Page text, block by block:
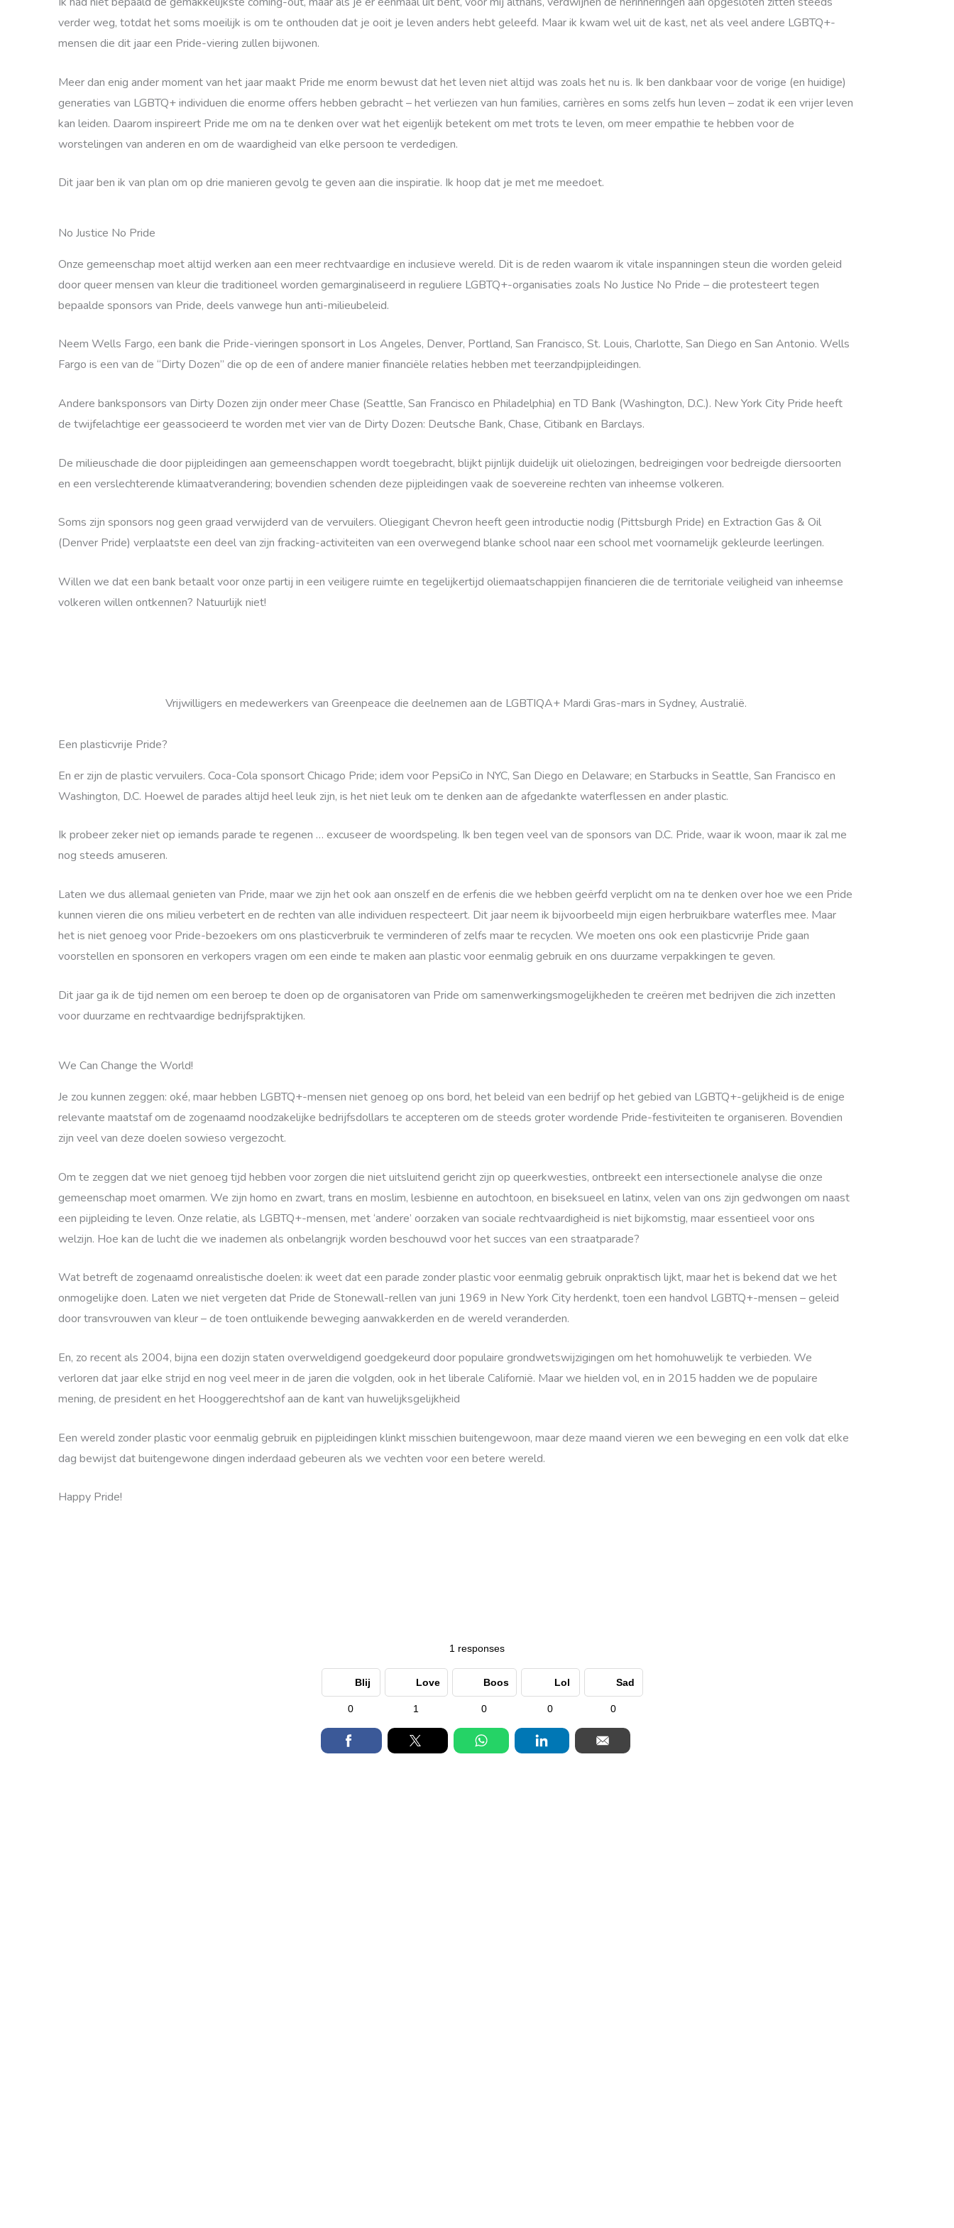
verder weg, totdat het soms moeilijk is om te onthouden dat je ooit je leven anders hebt geleefd. Maar ik kwam wel uit de kast, net als veel andere LGBTQ+-
mensen die dit jaar een Pride-viering zullen bijwonen.
Meer dan enig ander moment van het jaar maakt Pride me enorm bewust dat het leven niet altijd was zoals het nu is. Ik ben dankbaar voor de vorige (en huidige)
generaties van LGBTQ+ individuen die enorme offers hebben gebracht – het verliezen van hun families, carrières en soms zelfs hun leven – zodat ik een vrijer leven
kan leiden. Daarom inspireert Pride me om na te denken over wat het eigenlijk betekent om met trots te leven, om meer empathie te hebben voor de
worstelingen van anderen en om de waardigheid van elke persoon te verdedigen.
Dit jaar ben ik van plan om op drie manieren gevolg te geven aan die inspiratie. Ik hoop dat je met me meedoet.
No Justice No Pride
Onze gemeenschap moet altijd werken aan een meer rechtvaardige en inclusieve wereld. Dit is de reden waarom ik vitale inspanningen steun die worden geleid
door queer mensen van kleur die traditioneel worden gemarginaliseerd in reguliere LGBTQ+-organisaties zoals No Justice No Pride – die protesteert tegen
bepaalde sponsors van Pride, deels vanwege hun anti-milieubeleid.
Neem Wells Fargo, een bank die Pride-vieringen sponsort in Los Angeles, Denver, Portland, San Francisco, St. Louis, Charlotte, San Diego en San Antonio. Wells
Fargo is een van de “Dirty Dozen” die op de een of andere manier financiële relaties hebben met teerzandpijpleidingen.
Andere banksponsors van Dirty Dozen zijn onder meer Chase (Seattle, San Francisco en Philadelphia) en TD Bank (Washington, D.C.). New York City Pride heeft
de twijfelachtige eer geassocieerd te worden met vier van de Dirty Dozen: Deutsche Bank, Chase, Citibank en Barclays.
De milieuschade die door pijpleidingen aan gemeenschappen wordt toegebracht, blijkt pijnlijk duidelijk uit olielozingen, bedreigingen voor bedreigde diersoorten
en een verslechterende klimaatverandering; bovendien schenden deze pijpleidingen vaak de soevereine rechten van inheemse volkeren.
Soms zijn sponsors nog geen graad verwijderd van de vervuilers. Oliegigant Chevron heeft geen introductie nodig (Pittsburgh Pride) en Extraction Gas & Oil
(Denver Pride) verplaatste een deel van zijn fracking-activiteiten van een overwegend blanke school naar een school met voornamelijk gekleurde leerlingen.
Willen we dat een bank betaalt voor onze partij in een veiligere ruimte en tegelijkertijd oliemaatschappijen financieren die de territoriale veiligheid van inheemse
volkeren willen ontkennen? Natuurlijk niet!
Vrijwilligers en medewerkers van Greenpeace die deelnemen aan de LGBTIQA+ Mardi Gras-mars in Sydney, Australië.
Een plasticvrije Pride?
En er zijn de plastic vervuilers. Coca-Cola sponsort Chicago Pride; idem voor PepsiCo in NYC, San Diego en Delaware; en Starbucks in Seattle, San Francisco en
Washington, D.C. Hoewel de parades altijd heel leuk zijn, is het niet leuk om te denken aan de afgedankte waterflessen en ander plastic.
Ik probeer zeker niet op iemands parade te regenen … excuseer de woordspeling. Ik ben tegen veel van de sponsors van D.C. Pride, waar ik woon, maar ik zal me
nog steeds amuseren.
Laten we dus allemaal genieten van Pride, maar we zijn het ook aan onszelf en de erfenis die we hebben geërfd verplicht om na te denken over hoe we een Pride
kunnen vieren die ons milieu verbetert en de rechten van alle individuen respecteert. Dit jaar neem ik bijvoorbeeld mijn eigen herbruikbare waterfles mee. Maar
het is niet genoeg voor Pride-bezoekers om ons plasticverbruik te verminderen of zelfs maar te recyclen. We moeten ons ook een plasticvrije Pride gaan
voorstellen en sponsoren en verkopers vragen om een ​​einde te maken aan plastic voor eenmalig gebruik en ons duurzame verpakkingen te geven.
Dit jaar ga ik de tijd nemen om een ​​beroep te doen op de organisatoren van Pride om samenwerkingsmogelijkheden te creëren met bedrijven die zich inzetten
voor duurzame en rechtvaardige bedrijfspraktijken.
We Can Change the World!
Je zou kunnen zeggen: oké, maar hebben LGBTQ+-mensen niet genoeg op ons bord, het beleid van een bedrijf op het gebied van LGBTQ+-gelijkheid is de enige
relevante maatstaf om de zogenaamd noodzakelijke bedrijfsdollars te accepteren om de steeds groter wordende Pride-festiviteiten te organiseren. Bovendien
zijn veel van deze doelen sowieso vergezocht.
Om te zeggen dat we niet genoeg tijd hebben voor zorgen die niet uitsluitend gericht zijn op queerkwesties, ontbreekt een intersectionele analyse die onze
gemeenschap moet omarmen. We zijn homo en zwart, trans en moslim, lesbienne en autochtoon, en biseksueel en latinx, velen van ons zijn gedwongen om naast
een pijpleiding te leven. Onze relatie, als LGBTQ+-mensen, met ‘andere’ oorzaken van sociale rechtvaardigheid is niet bijkomstig, maar essentieel voor ons
welzijn. Hoe kan de lucht die we inademen als onbelangrijk worden beschouwd voor het succes van een straatparade?
Wat betreft de zogenaamd onrealistische doelen: ik weet dat een parade zonder plastic voor eenmalig gebruik onpraktisch lijkt, maar het is bekend dat we het
onmogelijke doen. Laten we niet vergeten dat Pride de Stonewall-rellen van juni 1969 in New York City herdenkt, toen een handvol LGBTQ+-mensen – geleid
door transvrouwen van kleur – de toen ontluikende beweging aanwakkerden en de wereld veranderden.
En, zo recent als 2004, bijna een dozijn staten overweldigend goedgekeurd door populaire grondwetswijzigingen om het homohuwelijk te verbieden. We
verloren dat jaar elke strijd en nog veel meer in de jaren die volgden, ook in het liberale Californië. Maar we hielden vol, en in 2015 hadden we de populaire
mening, de president en het Hooggerechtshof aan de kant van huwelijksgelijkheid
Een wereld zonder plastic voor eenmalig gebruik en pijpleidingen klinkt misschien buitengewoon, maar deze maand vieren we een beweging en een volk dat elke
dag bewijst dat buitengewone dingen inderdaad gebeuren als we vechten voor een betere wereld.
Happy Pride!
1 responses
Blij
0
Love
1
Boos
0
Lol
0
Sad
0